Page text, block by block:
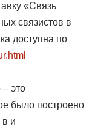
«Связь
связистов в
доступна по
это
было построено
в и